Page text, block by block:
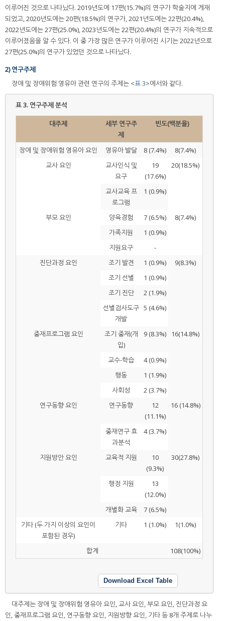
이루어진 것으로 나타났다. 2019년도에 17편(15.7%)의 연구가 학술지에 게재
되었고, 2020년도에는 20편(18.5%)의 연구가, 2021년도에는 22편(20.4%),
2022년도에는 27편(25.0%), 2023년도에는 22편(20.4%)의 연구가 지속적으로
이루어졌음을 알 수 있다. 이 중 가장 많은 연구가 이루어진 시기는 2022년으로
27편(25.0%)의 연구가 있었던 것으로 나타났다.
2) 연구주제
장애 및 장애위험 영유아 관련 연구의 주제는 <표 3>에서와 같다.
표 3. 연구주제 분석
대주제
세부 연구주
제
빈도(백분율)
장애 및 장애위험 영유아 요인 영유아 발달 8 (7.4%)
8(7.4%)
교사 요인
교사인식 및
요구
19
(17.6%)
20(18.5%)
교사교육 프
로그램
1 (0.9%)
부모 요인 양육경험 7 (6.5%)
8(7.4%)
가족지원
1 (0.9%)
지원요구
-
진단과정 요인
조기 발견 1 (0.9%)
9(8.3%)
조기 선별
1 (0.9%)
조기 진단
2 (1.9%)
선별검사도구
개발
5 (4.6%)
중재프로그램 요인
조기 중재(개
입)
9 (8.3%) 16(14.8%)
교수-학습
4 (0.9%)
행동
1 (1.9%)
사회성
2 (3.7%)
연구동향 요인
연구동향
12
(11.1%)
16 (14.8%)
중재연구 효
과분석
4 (3.7%)
지원방안 요인 교육적 지원
10
(9.3%)
30(27.8%)
행정 지원
13
(12.0%)
개별화 교육
7 (6.5%)
기타 (두 가지 이상의 요인이
포함된 경우)
기타 1 (1.0%) 1(1.0%)
합계 108(100%)
Download Excel Table
대주제는 장애 및 장애위험 영유아 요인, 교사 요인, 부모 요인, 진단과정 요
인, 중재프로그램 요인, 연구동향 요인, 지원방향 요인, 기타 등 8개 주제로 나누